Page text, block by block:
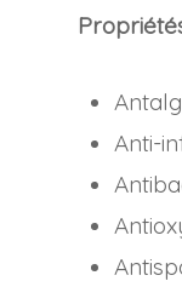
Anti-